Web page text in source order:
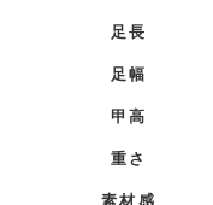
足長
足幅
甲高
重さ
素材感